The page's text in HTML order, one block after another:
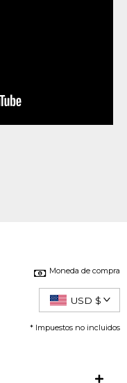
Moneda de compra
USD $
* Impuestos no incluidos